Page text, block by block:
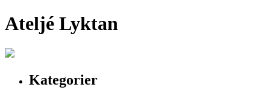
Ateljé Lyktan
Kategorier